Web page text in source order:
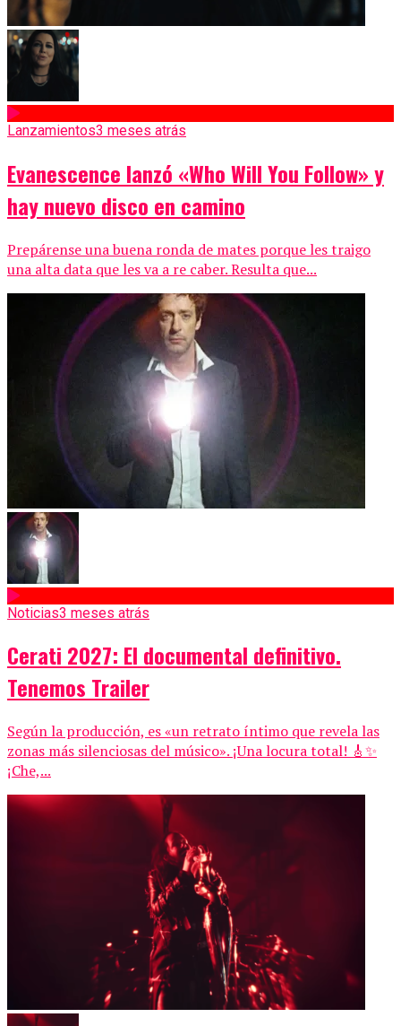
Lanzamientos3 meses atrás
Evanescence lanzó «Who Will You Follow» y
hay nuevo disco en camino
Prepárense una buena ronda de mates porque les traigo
una alta data que les va a re caber. Resulta que...
Noticias3 meses atrás
Cerati 2027: El documental definitivo.
Tenemos Trailer
Según la producción, es «un retrato íntimo que revela las
zonas más silenciosas del músico». ¡Una locura total! 🎸✨
¡Che,...